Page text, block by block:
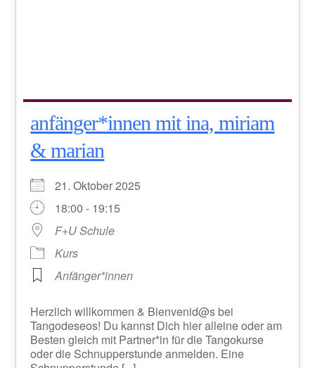
anfänger*innen mit ina, miriam
& marian
21. Oktober 2025
18:00 - 19:15
F+U Schule
Kurs
Anfänger*innen
Herzlich willkommen & Bienvenid@s bei
Tangodeseos! Du kannst Dich hier alleine oder am
Besten gleich mit Partner*in für die Tangokurse
oder die Schnupperstunde anmelden. Eine